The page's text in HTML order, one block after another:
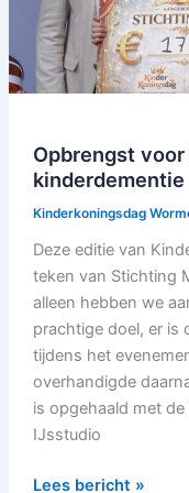
Opbrengst
kinderdementie
Kinderkoningsdag
Deze editie van
teken van Stichting
alleen hebben we
prachtige doel, er is
tijdens het
overhandigde
is opgehaald met
IJsstudio
Lees bericht »